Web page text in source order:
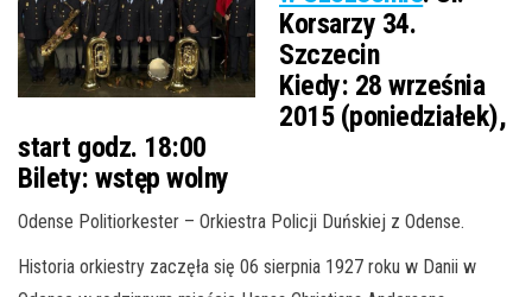
Korsarzy 34.
Szczecin
Kiedy: 28 września
2015 (poniedziałek),
start godz. 18:00
Bilety: wstęp wolny
Odense Politiorkester – Orkiestra Policji Duńskiej z Odense.
Historia orkiestry zaczęła się 06 sierpnia 1927 roku w Danii w